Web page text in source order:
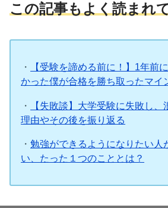
この記事もよく読まれ
・
【受験を諦める前に！】1年前
かった僕が合格を勝ち取ったマイ
・
【失敗談】大学受験に失敗し
理由やその後を振り返る
・勉強ができるようになりたい人
い、たった１つのこととは？